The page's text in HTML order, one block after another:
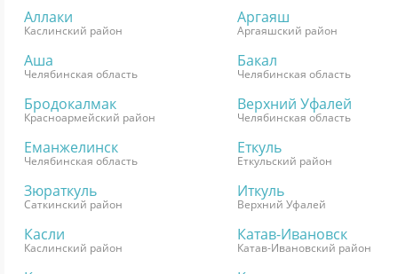
Аллаки
Каслинский район
Аргаяш
Аргаяшский район
Аша
Челябинская область
Бакал
Челябинская область
Бродокалмак
Красноармейский район
Верхний Уфалей
Челябинская область
Еманжелинск
Челябинская область
Еткуль
Еткульский район
Зюраткуль
Саткинский район
Иткуль
Верхний Уфалей
Касли
Каслинский район
Катав-Ивановск
Катав-Ивановский район